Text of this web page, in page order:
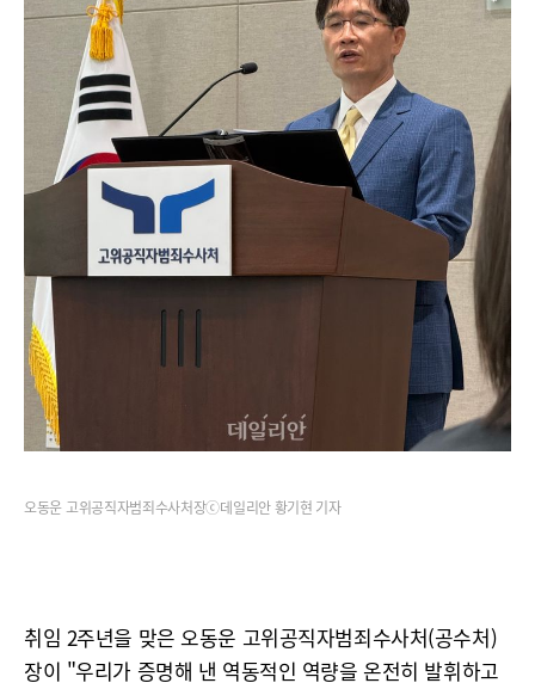
오동운 고위공직자범죄수사처장ⓒ데일리안 황기현 기자
취임 2주년을 맞은 오동운 고위공직자범죄수사처(공수처)
장이 "우리가 증명해 낸 역동적인 역량을 온전히 발휘하고